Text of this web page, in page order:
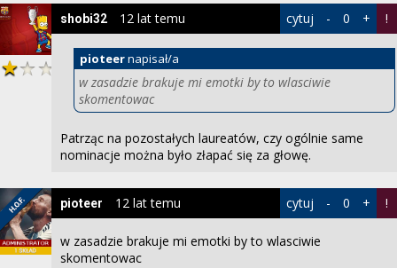
pioteernapisał/a
w zasadzie brakuje mi emotki by to wlasciwie
skomentowac
Patrząc na pozostałych laureatów, czy ogólnie same
nominacje można było złapać się za głowę.
shobi32 12 lat temu cytuj - 0 + !
w zasadzie brakuje mi emotki by to wlasciwie
skomentowac
pioteer 12 lat temu cytuj - 0 + !